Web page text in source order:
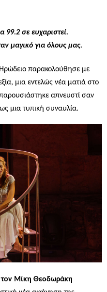
σε ευχαριστεί.
μαγικό για όλους μας.
παρακολούθησε με
μια εντελώς νέα ματιά στο
απνευστί σαν
μια τυπική συναυλία.
τον Μίκη Θεοδωράκη